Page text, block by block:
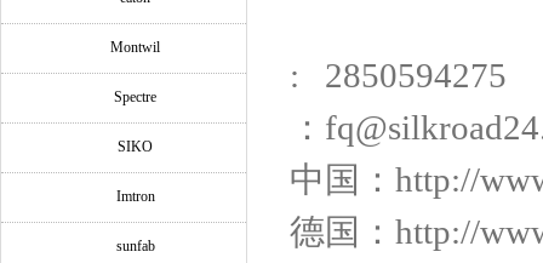
Montwil
Spectre
SIKO
Imtron
sunfab
: 2850594275
：
中国：http://
德国：http://